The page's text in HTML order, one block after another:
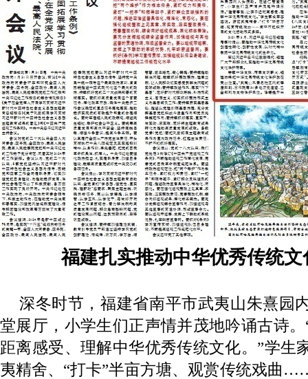
福建扎实推动中华优秀传统
深冬时节，福建省南平市武夷山朱熹园
堂展厅，小学生们正声情并茂地吟诵古诗
距离感受、理解中华优秀传统文化。”学生
夷精舍、“打卡”半亩方塘、观赏传统戏曲